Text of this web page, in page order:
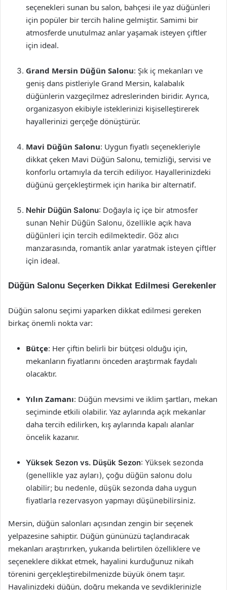
seçenekleri sunan bu salon, bahçesi ile yaz düğünleri
için popüler bir tercih haline gelmiştir. Samimi bir
atmosferde unutulmaz anlar yaşamak isteyen çiftler
için ideal.
Grand Mersin Düğün Salonu: Şık iç mekanları ve
geniş dans pistleriyle Grand Mersin, kalabalık
düğünlerin vazgeçilmez adreslerinden biridir. Ayrıca,
organizasyon ekibiyle isteklerinizi kişiselleştirerek
hayallerinizi gerçeğe dönüştürür.
Mavi Düğün Salonu: Uygun fiyatlı seçenekleriyle
dikkat çeken Mavi Düğün Salonu, temizliği, servisi ve
konforlu ortamıyla da tercih ediliyor. Hayallerinizdeki
düğünü gerçekleştirmek için harika bir alternatif.
Nehir Düğün Salonu: Doğayla iç içe bir atmosfer
sunan Nehir Düğün Salonu, özellikle açık hava
düğünleri için tercih edilmektedir. Göz alıcı
manzarasında, romantik anlar yaratmak isteyen çiftler
için ideal.
Düğün Salonu Seçerken Dikkat Edilmesi Gerekenler
Düğün salonu seçimi yaparken dikkat edilmesi gereken
birkaç önemli nokta var:
Bütçe: Her çiftin belirli bir bütçesi olduğu için,
mekanların fiyatlarını önceden araştırmak faydalı
olacaktır.
Yılın Zamanı: Düğün mevsimi ve iklim şartları, mekan
seçiminde etkili olabilir. Yaz aylarında açık mekanlar
daha tercih edilirken, kış aylarında kapalı alanlar
öncelik kazanır.
Yüksek Sezon vs. Düşük Sezon: Yüksek sezonda
(genellikle yaz ayları), çoğu düğün salonu dolu
olabilir; bu nedenle, düşük sezonda daha uygun
fiyatlarla rezervasyon yapmayı düşünebilirsiniz.
Mersin, düğün salonları açısından zengin bir seçenek
yelpazesine sahiptir. Düğün gününüzü taçlandıracak
mekanları araştırırken, yukarıda belirtilen özelliklere ve
seçeneklere dikkat etmek, hayalini kurduğunuz nikah
törenini gerçekleştirebilmenizde büyük önem taşır.
Hayalinizdeki düğün, doğru mekanda ve sevdiklerinizle